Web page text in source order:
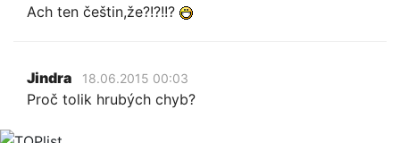
Ach ten češtin,že?!?!!?
Jindra 18.06.2015 00:03
Proč tolik hrubých chyb?